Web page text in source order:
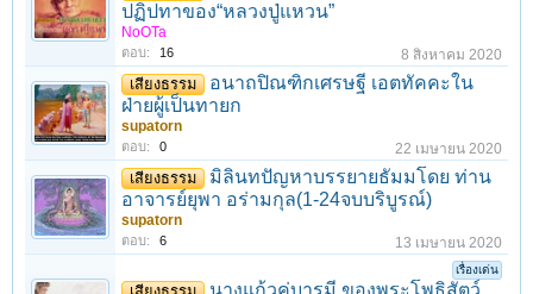
ปฏิปทาของ“หลวงปู่แหวน”
NoOTa
ตอบ: 16 8 สิงหาคม 2020
เสียงธรรม
อนาถปิณฑิกเศรษฐี เอตทัคคะใน
ฝ่ายผู้เป็นทายก
supatorn
ตอบ: 0 22 เมษายน 2020
เสียงธรรม
มิลินทปัญหาบรรยายธัมมโดย ท่าน
อาจารย์ยุพา อร่ามกุล(1-24จบบริบูรณ์)
supatorn
ตอบ: 6 13 เมษายน 2020
เรื่องเด่น
นางแก้วคู่บารมี ของพระโพธิสัตว์